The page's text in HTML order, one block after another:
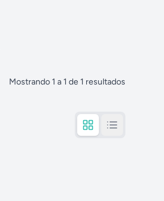
Mostrando 1 a 1 de 1 resultados